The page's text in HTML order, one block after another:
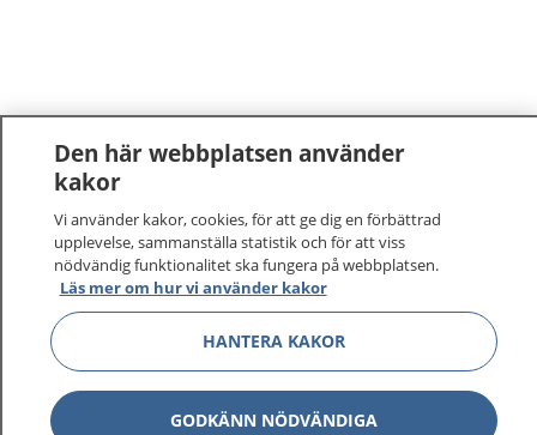
Den här webbplatsen använder
kakor
Vi använder kakor, cookies, för att ge dig en förbättrad
upplevelse, sammanställa statistik och för att viss
nödvändig funktionalitet ska fungera på webbplatsen.
Läs mer om hur vi använder kakor
HANTERA KAKOR
GODKÄNN NÖDVÄNDIGA